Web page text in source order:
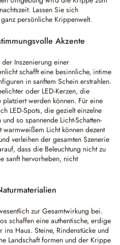
Lassen Sie sich
persönliche Krippenwelt.
Akzente
Inszenierung einer
schafft eine besinnliche, intime
in sanftem Schein erstrahlen.
oder LED-Kerzen, die
werden können. Für eine
LED-Spots, die gezielt einzelne
so spannende Licht-Schatten-
warmweißem Licht können dezent
verleihen der gesamten Szenerie
dass die Beleuchtung nicht zu
sanft hervorheben, nicht
zur Gesamtwirkung bei.
schaffen eine authentische, erdige
Haus. Steine, Rindenstücke und
Landschaft formen und der Krippe